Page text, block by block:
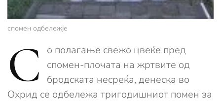
спомен одбележје
С
о полагање свежо цвеќе пред
спомен-плочата на жртвите од
бродската несреќа, денеска во
Охрид се одбележа тригодишниот помен за